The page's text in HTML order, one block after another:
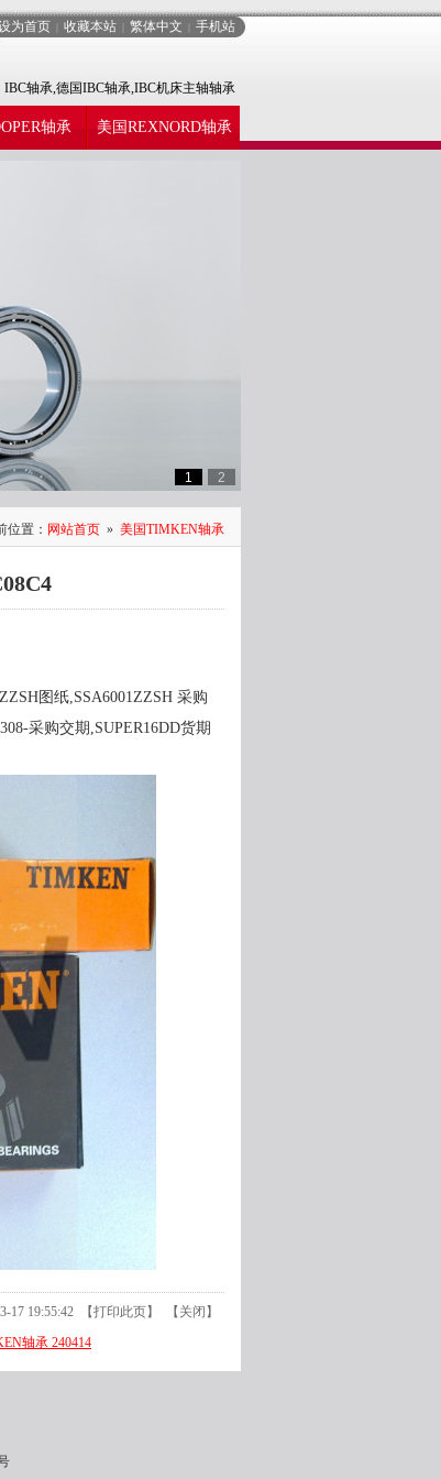
为首页 收藏本站 繁体中文 手机站
IBC轴承,德国IBC轴承,IBC机床主轴轴承
轴承 美国REXNORD轴承
1 2
位置： 网站首页 » 美国TIMKEN轴承
图纸,SSA6001ZZSH 采购
采购交期,SUPER16DD货期
17 19:55:42 【打印此页】 【 关闭 】
轴承 240414